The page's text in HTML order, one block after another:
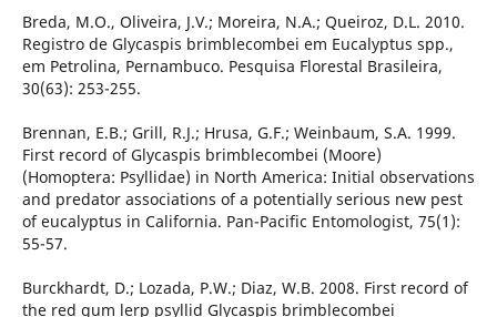
Breda, M.O., Oliveira, J.V.; Moreira, N.A.; Queiroz, D.L. 2010.
Registro de Glycaspis brimblecombei em Eucalyptus spp.,
em Petrolina, Pernambuco. Pesquisa Florestal Brasileira,
30(63): 253-255.
Brennan, E.B.; Grill, R.J.; Hrusa, G.F.; Weinbaum, S.A. 1999.
First record of Glycaspis brimblecombei (Moore)
(Homoptera: Psyllidae) in North America: Initial observations
and predator associations of a potentially serious new pest
of eucalyptus in California. Pan-Pacific Entomologist, 75(1):
55-57.
Burckhardt, D.; Lozada, P.W.; Diaz, W.B. 2008. First record of
the red gum lerp psyllid Glycaspis brimblecombei